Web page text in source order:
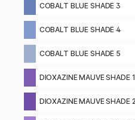
COBALT BLUE SHADE 3
COBALT BLUE SHADE 4
COBALT BLUE SHADE 5
DIOXAZINE MAUVE SHADE 1
DIOXAZINE MAUVE SHADE 2